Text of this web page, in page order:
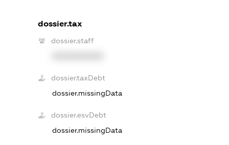
dossier.tax
dossier.staff
dossier.taxDebt
dossier.missingData
dossier.esvDebt
dossier.missingData